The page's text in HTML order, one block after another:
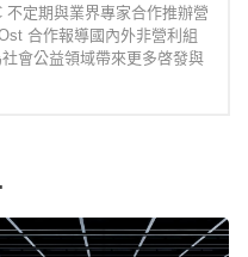
不定期與業界專家合作推辦營
合作報導國內外非營利組
會公益領域帶來更多啓發與